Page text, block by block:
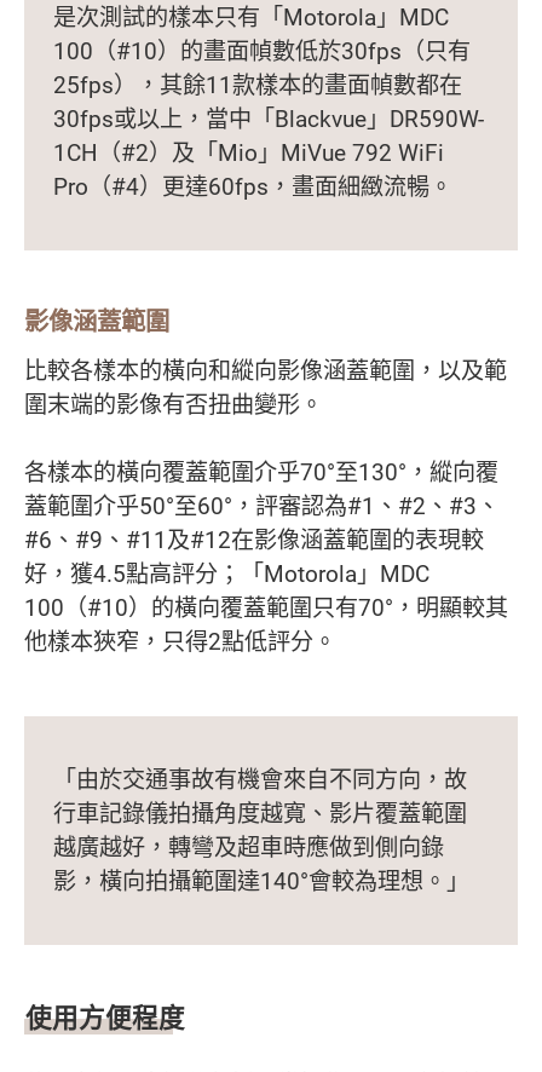
是次測試的樣本只有「Motorola」MDC
100（#10）的畫面幀數低於30fps（只有
25fps），其餘11款樣本的畫面幀數都在
30fps或以上，當中「Blackvue」DR590W-
1CH（#2）及「Mio」MiVue 792 WiFi
Pro（#4）更達60fps，畫面細緻流暢。
影像涵蓋範圍
比較各樣本的橫向和縱向影像涵蓋範圍，以及範
圍末端的影像有否扭曲變形。
各樣本的橫向覆蓋範圍介乎70°至130°，縱向覆
蓋範圍介乎50°至60°，評審認為#1、#2、#3、
#6、#9、#11及#12在影像涵蓋範圍的表現較
好，獲4.5點高評分；「Motorola」MDC
100（#10）的橫向覆蓋範圍只有70°，明顯較其
他樣本狹窄，只得2點低評分。
「由於交通事故有機會來自不同方向，故
行車記錄儀拍攝角度越寬、影片覆蓋範圍
越廣越好，轉彎及超車時應做到側向錄
影，橫向拍攝範圍達140°會較為理想。」
使用方便程度